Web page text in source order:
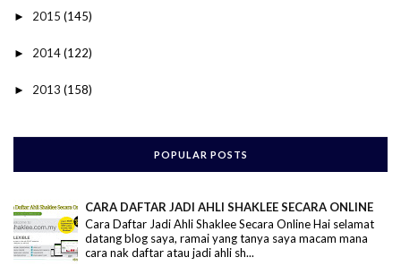
► 2015 (145)
► 2014(122)
► 2013 (158)
POPULAR POSTS
CARA DAFTAR JADI AHLI SHAKLEE SECARA ONLINE
Cara Daftar Jadi Ahli Shaklee Secara Online Hai selamat
datang blog saya, ramai yang tanya saya macam mana
cara nak daftar atau jadi ahli sh...